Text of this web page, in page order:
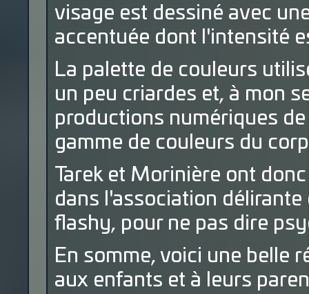
visage est dessiné avec
accentuée dont l'intensité
La palette de couleurs
un peu criardes et, à mon
productions numériques
gamme de couleurs du
Tarek et Morinière ont
dans l'association
flashy, pour ne pas dire
En somme, voici une belle
aux enfants et à leurs